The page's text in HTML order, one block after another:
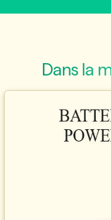
Dans la